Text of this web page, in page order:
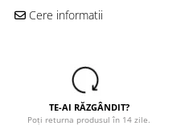
Cere informatii
TE-AI RĂZGÂNDIT?
Poți returna produsul în 14 zile.